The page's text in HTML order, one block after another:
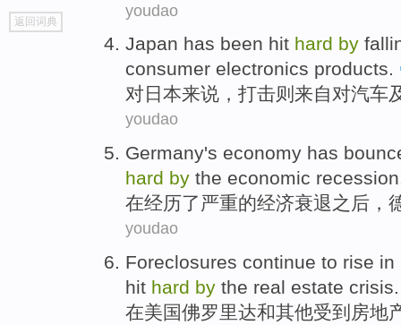
go
top
返回词典
youdao
Japan has been hit hard by
consumer electronics products.
对日本来说， 打击则来自对汽车
youdao
Germany's economy has
hard by the economic recession
在经历了严重的经济衰退之后 ，
youdao
Foreclosures continue to rise in
hit hard by the real estate crisis.
在美国佛罗里达和其他受到 房地